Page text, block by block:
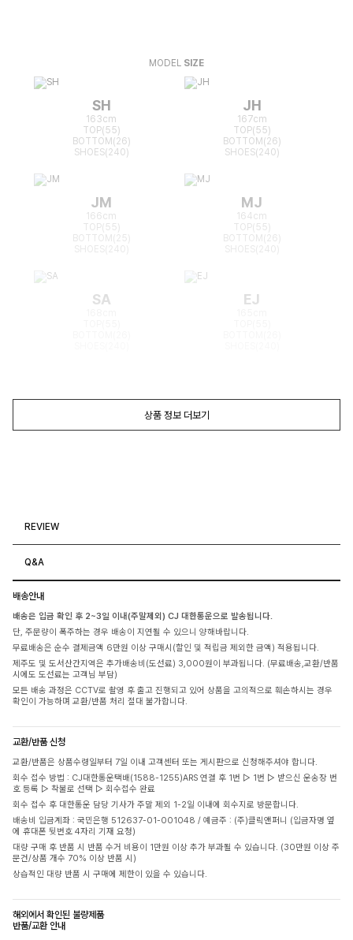
MODEL SIZE
SH
163cm
TOP(55)
BOTTOM(26)
SHOES(240)
JH
167cm
TOP(55)
BOTTOM(26)
SHOES(240)
JM
166cm
TOP(55)
BOTTOM(25)
MJ
164cm
TOP(55)
BOTTOM(26)
SA EJ
상품 정보 더보기
REVIEW
Q&A
배송안내
배송은 입금 확인 후 2~3일 이내(주말제외) CJ 대한통운으로 발송됩니다.
단, 주문량이 폭주하는 경우 배송이 지연될 수 있으니 양해바랍니다.
무료배송은 순수 결제금액 6만원 이상 구매시(할인 및 적립금 제외한 금액) 적용됩니다.
제주도 및 도서산간지역은 추가배송비(도선료) 3,000원이 부과됩니다. (무료배송,교환/반품
시에도 도선료는 고객님 부담)
모든 배송 과정은 CCTV로 촬영 후 출고 진행되고 있어 상품을 고의적으로 훼손하시는 경우
확인이 가능하며 교환/반품 처리 절대 불가합니다.
교환/반품 신청
교환/반품은 상품수령일부터 7일 이내 고객센터 또는 게시판으로 신청해주셔야 합니다.
회수 접수 방법 : CJ대한통운택배(1588-1255)ARS 연결 후 1번 ▷ 1번 ▷ 받으신 운송장 번
호 등록 ▷ 착불로 선택 ▷ 회수접수 완료
회수 접수 후 대한통운 담당 기사가 주말 제외 1-2일 이내에 회수지로 방문합니다.
배송비 입금계좌 : 국민은행 512637-01-001048 / 예금주 : (주)클릭앤퍼니 (입금자명 옆
에 휴대폰 뒷번호 4자리 기재 요청)
대량 구매 후 반품 시 반품 수거 비용이 1만원 이상 추가 부과될 수 있습니다. (30만원 이상 주
문건/상품 개수 70% 이상 반품 시)
상습적인 대량 반품 시 구매에 제한이 있을 수 있습니다.
해외에서 확인된 불량제품
반품/교환 안내